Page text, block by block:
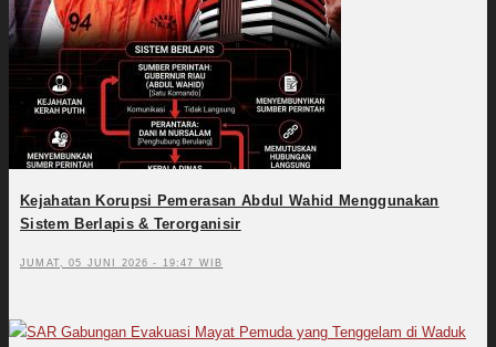
Kejahatan Korupsi Pemerasan Abdul Wahid Menggunakan
Sistem Berlapis & Terorganisir
JUMAT, 05 JUNI 2026 - 19:47 WIB